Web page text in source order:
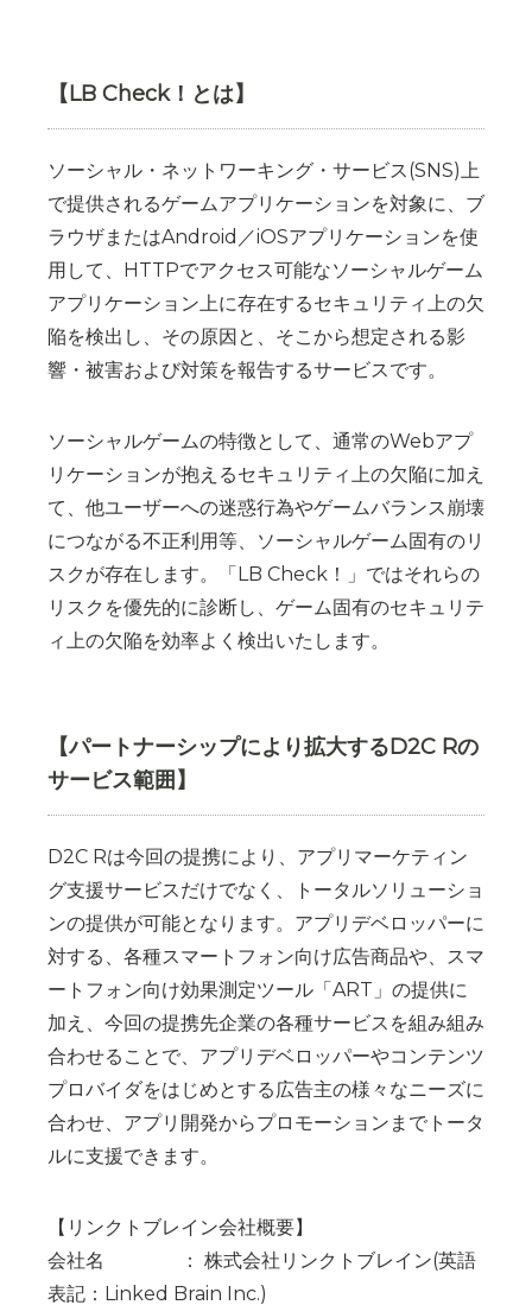
【LB Check！とは】
ソーシャル・ネットワーキング・サービス(SNS)上
で提供されるゲームアプリケーションを対象に、ブ
ラウザまたはAndroid／iOSアプリケーションを使
用して、HTTPでアクセス可能なソーシャルゲーム
アプリケーション上に存在するセキュリティ上の欠
陥を検出し、その原因と、そこから想定される影
響・被害および対策を報告するサービスです。
ソーシャルゲームの特徴として、通常のWebアプ
リケーションが抱えるセキュリティ上の欠陥に加え
て、他ユーザーへの迷惑行為やゲームバランス崩壊
につながる不正利用等、ソーシャルゲーム固有のリ
スクが存在します。「LB Check！」ではそれらの
リスクを優先的に診断し、ゲーム固有のセキュリテ
ィ上の欠陥を効率よく検出いたします。
【パートナーシップにより拡大するD2C Rの
サービス範囲】
D2C Rは今回の提携により、アプリマーケティン
グ支援サービスだけでなく、トータルソリューショ
ンの提供が可能となります。アプリデベロッパーに
対する、各種スマートフォン向け広告商品や、スマ
ートフォン向け効果測定ツール「ART」の提供に
加え、今回の提携先企業の各種サービスを組み組み
合わせることで、アプリデベロッパーやコンテンツ
プロバイダをはじめとする広告主の様々なニーズに
合わせ、アプリ開発からプロモーションまでトータ
ルに支援できます。
【リンクトブレイン会社概要】
会社名 ： 株式会社リンクトブレイン(英語
表記：Linked Brain Inc.)